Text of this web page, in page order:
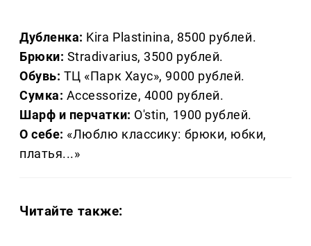
Дубленка: Kira Plastinina, 8500 рублей.
Брюки: Stradivarius, 3500 рублей.
Обувь: ТЦ «Парк Хаус», 9000 рублей.
Сумка: Accessorize, 4000 рублей.
Шарф и перчатки: O'stin, 1900 рублей.
О себе: «Люблю классику: брюки, юбки,
платья...»
Читайте также: